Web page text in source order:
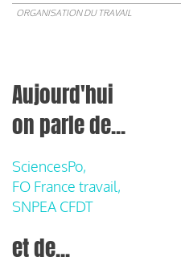
ORGANISATION DU TRAVAIL
Aujourd'hui
on parle de...
SciencesPo,
FO France travail,
SNPEA CFDT
et de...